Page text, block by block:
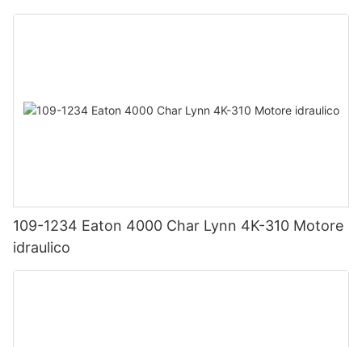
109-1234 Eaton 4000 Char Lynn 4K-310 Motore
idraulico